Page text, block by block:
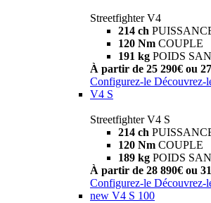
Streetfighter V4
214 ch
120 Nm COUPLE
191 kg POIDS
À partir de 25 290€ ou
Configurez-le Découvrez-
V4 S
Streetfighter V4 S
214 ch
120 Nm COUPLE
189 kg POIDS
À partir de 28 890€ ou
Configurez-le Découvrez-
new V4 S 100